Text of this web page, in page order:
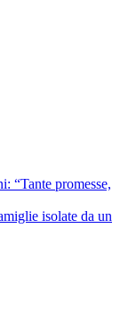
“Tante promesse,
isolate da un